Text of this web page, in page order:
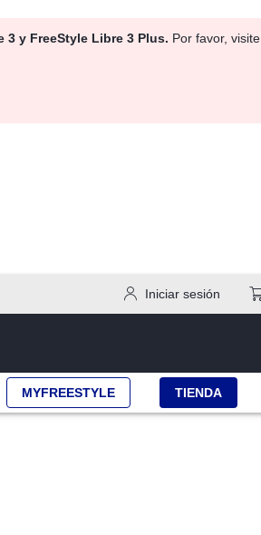
3 y FreeStyle Libre 3 Plus. Por favor, visite
Iniciar sesión
MYFREESTYLE TIENDA